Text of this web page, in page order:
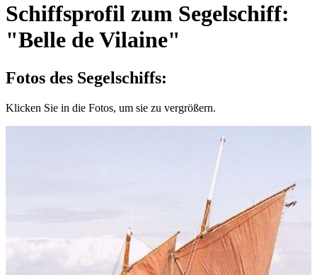
Schiffsprofil zum Segelschiff:
"Belle de Vilaine"
Fotos des Segelschiffs:
Klicken Sie in die Fotos, um sie zu vergrößern.